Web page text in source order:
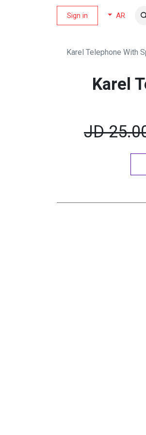
AR
Sign in
Karel Telephone With
Karel
JD